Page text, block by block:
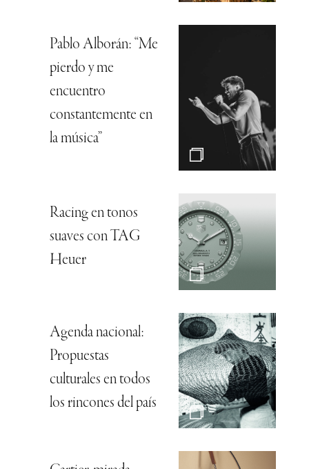
Pablo Alborán: “Me
pierdo y me
encuentro
constantemente en
la música”
Racing en tonos
suaves con TAG
Heuer
Agenda nacional:
Propuestas
culturales en todos
los rincones del país